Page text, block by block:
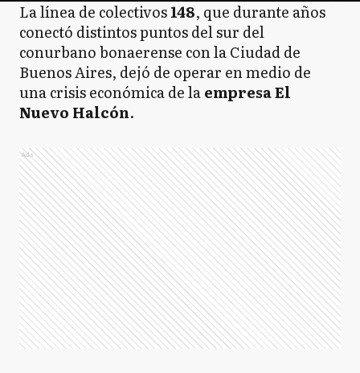
La línea de colectivos148, que durante años
conectó distintos puntos del sur del
conurbano bonaerense con la Ciudad de
Buenos Aires, dejó de operar en medio de
una crisis económica de laempresa El
Nuevo Halcón.
Ads